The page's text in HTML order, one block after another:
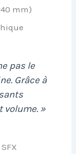
mm)
pas le
Grâce à
volume. »